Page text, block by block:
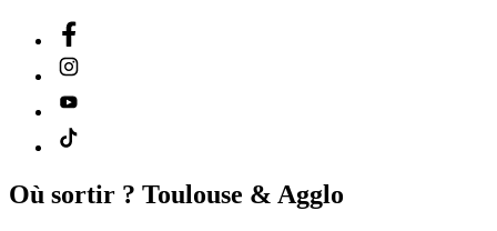
Où sortir ? Toulouse & Agglo